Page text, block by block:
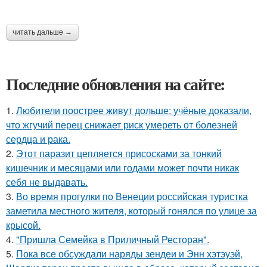
читать дальше →
Последние обновления на сайте:
1. Любители поострее живут дольше: учёные доказали,
что жгучий перец снижает риск умереть от болезней
сердца и рака.
2. Этот паразит цепляется присосками за тонкий
кишечник и месяцами или годами может почти никак
себя не выдавать.
3. Во время прогулки по Венеции российская туристка
заметила местного жителя, который гонялся по улице за
крысой.
4. "Пришла Семейка в Приличный Ресторан".
5. Пока все обсуждали наряды зендеи и Энн хэтэуэй,